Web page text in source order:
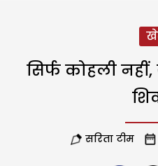
सिर्फ कोहली
सरिता टीम